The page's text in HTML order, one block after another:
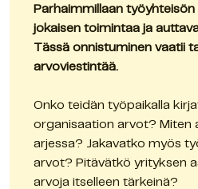
Parhaimmillaan
jokaisen toimintaa ja
Tässä onnistuminen vaatii
arvoviestintää.
Onko teidän työpaikalla
organisaation arvot? Miten
arjessa? Jakavatko myös
arvot? Pitävätkö yrityksen
arvoja itselleen tärkeinä?